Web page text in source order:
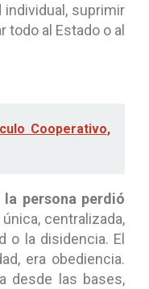
suprimir
todo al Estado o al
Cooperativo,
la persona perdió
centralizada,
o la disidencia. El
era obediencia.
desde las bases,